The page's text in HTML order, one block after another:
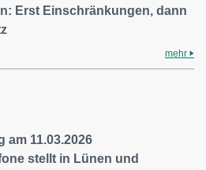
Erst Einschränkungen, dann
mehr
am 11.03.2026
stellt in Lünen und